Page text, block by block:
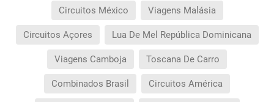
Circuitos México Viagens Malásia
Circuitos Açores Lua De Mel República Dominicana
Viagens Camboja Toscana De Carro
Combinados Brasil Circuitos América